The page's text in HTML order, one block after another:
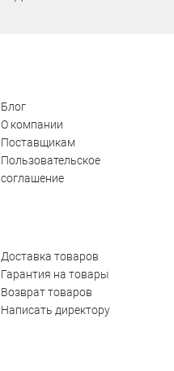
Блог
О компании
Поставщикам
Пользовательское
соглашение
Доставка товаров
Гарантия на товары
Возврат товаров
Написать директору